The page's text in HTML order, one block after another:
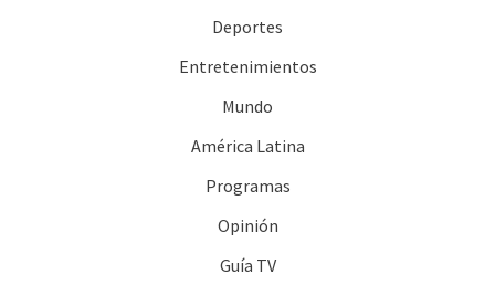
Deportes
Entretenimientos
Mundo
América Latina
Programas
Opinión
Guía TV